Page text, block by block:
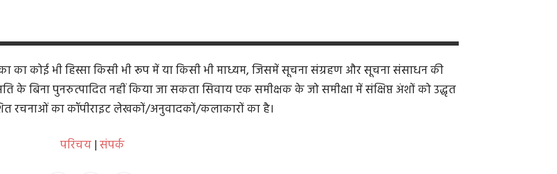
का कोई भी हिस्सा किसी भी रूप में या किसी भी माध्यम, जिसमें सूचना संग्रहण और सूचना संसाधन की
के बिना पुनरुत्पादित नहीं किया जा सकता सिवाय एक समीक्षक के जो समीक्षा में संक्षिप्त अंशों को उद्धृत
रचनाओं का कॉपीराइट लेखकों/अनुवादकों/कलाकारों का है।
परिचय|संपर्क